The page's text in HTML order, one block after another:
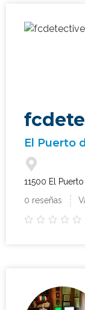
El Puerto
11500 El
0 reseñas
    